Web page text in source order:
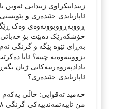
زیندانیکراوی زیندانی ئەوین
ئاپارتایدی جێندەری و پێویستی
ڕووبەڕووبوونەوەی وەک
خۆشکەرێک دەبێت بۆ
بەڕای ئێوە پێگە و گرنگی ئەم
بزووتنەوەیە چییە؟ ئایا
نادادپەروەرییەکانی ژنان
ئاپارتایدی جێندەری؟
حەمید تەقوایی: خاڵی یەکەم